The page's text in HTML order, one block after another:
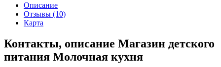
Описание
Отзывы (10)
Карта
Контакты, описание Магазин детского
питания Молочная кухня